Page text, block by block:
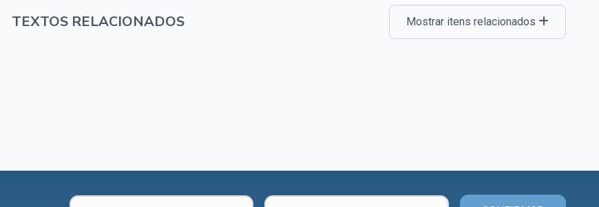
TEXTOS RELACIONADOS Mostrar itens relacionados